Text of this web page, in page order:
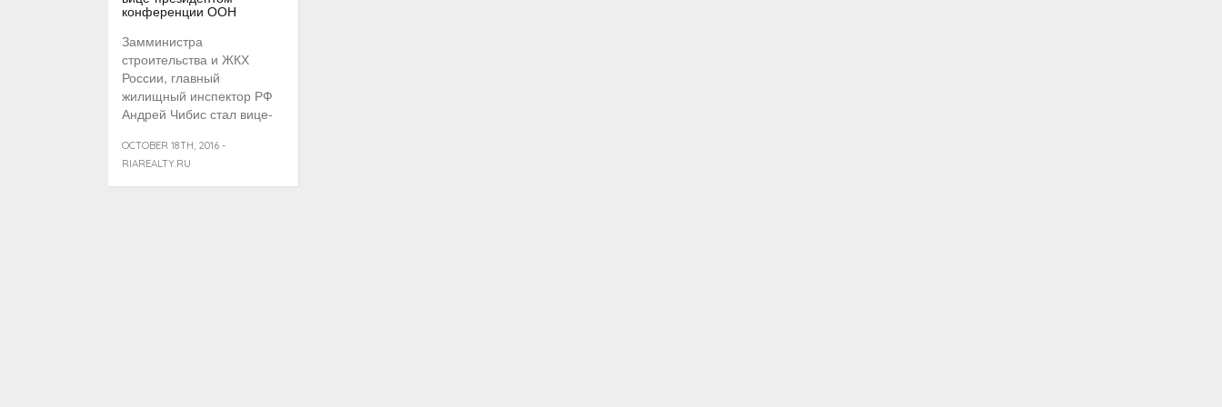
конференции ООН
Замминистра
строительства и ЖКХ
России, главный
жилищный инспектор РФ
Андрей Чибис стал вице-
конференции ООН по
жилью и устойчивому
городскому развитию
OCTOBER 18TH, 2016 -
RIAREALTY.RU